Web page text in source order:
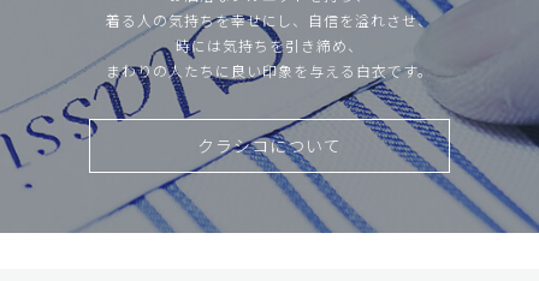
着る人の気持ちを幸せにし、自信を溢れさせ、
時には気持ちを引き締め、
まわりの人たちに良い印象を与える白衣です。
クラシコについて